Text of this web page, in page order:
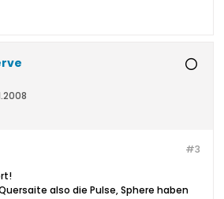
#3
also die Pulse, Sphere haben